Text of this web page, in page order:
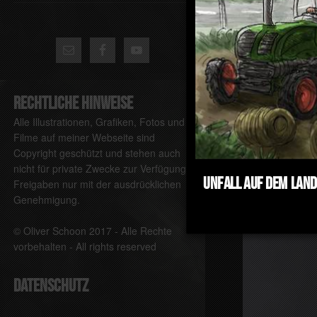
Rechtliche Hinweise
Alle Illustrationen, Grafiken, Fotos und
Filme auf meiner Webseite sind
Copyright geschützt und stehen auch
nicht für private Zwecke zur Verfügung.
Freigaben nur mit der ausdrücklichen
Genehmigung.
© Oliver Schoon 2017 - Alle Rechte
vorbehalten - All rights reserved
DATENSCHUTZ
Unfall auf dem